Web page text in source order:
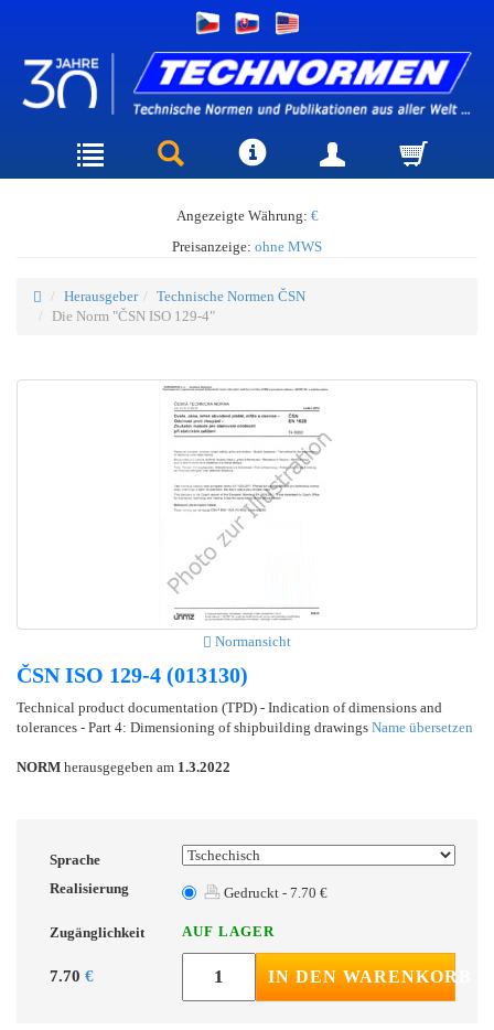
Angezeigte Währung: €
Preisanzeige: ohne MWS
Herausgeber
Technische Normen ČSN
Die Norm "ČSN ISO 129-4"
Normansicht
ČSN ISO 129-4 (013130)
Technical product documentation (TPD) - Indication of dimensions and
tolerances - Part 4: Dimensioning of shipbuilding drawings Name übersetzen
NORM herausgegeben am 1.3.2022
Sprache
Realisierung
Gedruckt - 7.70 €
Zugänglichkeit AUF LAGER
7.70 € IN DEN WARENKORB